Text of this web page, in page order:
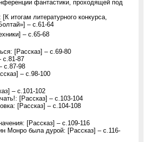
фантастики, проходящей под
итогам литературного конкурса,
– с.61-64
– с.65-68
[Рассказ] – с.69-80
с.81-87
с.87-98
– с.98-100
– с.101-102
[Рассказ] – с.103-104
[Рассказ] – с.104-108
[Рассказ] – с.109-116
Монро была дурой: [Рассказ] – с.116-